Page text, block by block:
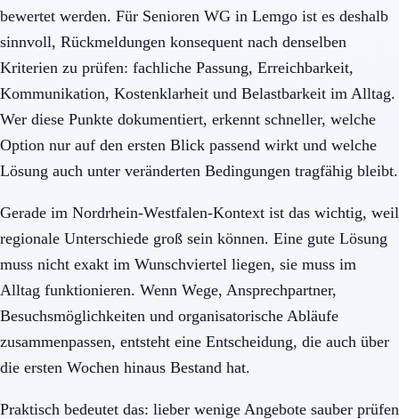
bewertet werden. Für Senioren WG in Lemgo ist es deshalb
sinnvoll, Rückmeldungen konsequent nach denselben
Kriterien zu prüfen: fachliche Passung, Erreichbarkeit,
Kommunikation, Kostenklarheit und Belastbarkeit im Alltag.
Wer diese Punkte dokumentiert, erkennt schneller, welche
Option nur auf den ersten Blick passend wirkt und welche
Lösung auch unter veränderten Bedingungen tragfähig bleibt.
Gerade im Nordrhein-Westfalen-Kontext ist das wichtig, weil
regionale Unterschiede groß sein können. Eine gute Lösung
muss nicht exakt im Wunschviertel liegen, sie muss im
Alltag funktionieren. Wenn Wege, Ansprechpartner,
Besuchsmöglichkeiten und organisatorische Abläufe
zusammenpassen, entsteht eine Entscheidung, die auch über
die ersten Wochen hinaus Bestand hat.
Praktisch bedeutet das: lieber wenige Angebote sauber prüfen